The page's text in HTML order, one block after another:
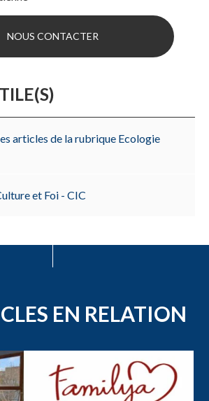
NOUS CONTACTER
articles de la rubrique Ecologie
et Foi - CIC
EN RELATION